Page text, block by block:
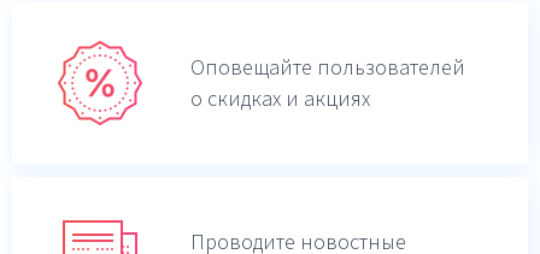
Оповещайте пользователей
о скидках и акциях
Проводите новостные